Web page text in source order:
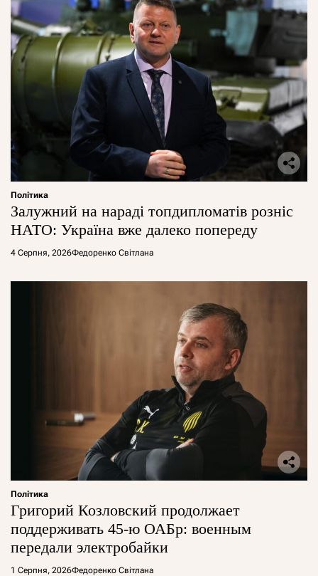
Політика
Залужний на нараді топдипломатів розніс
НАТО: Україна вже далеко попереду
4 Серпня, 2026Федоренко Світлана
Політика
Григорий Козловский продолжает
поддерживать 45-ю ОАБр: военным
передали электробайки
1 Серпня, 2026Федоренко Світлана